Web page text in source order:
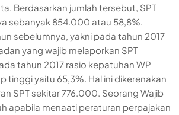
Berdasarkan jumlah tersebut, SPT
sebanyak 854.000 atau 58,8%.
sebelumnya, yakni pada tahun 2017
yang wajib melaporkan SPT
tahun 2017 rasio kepatuhan WP
tinggi yaitu 65,3%. Hal ini dikerenakan
SPT sekitar 776.000. Seorang Wajib
apabila menaati peraturan perpajakan